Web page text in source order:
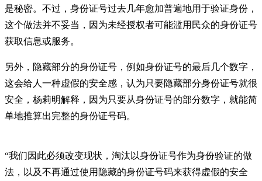
是秘密。不过，身份证号过去几年愈加普遍地用于验证身份，
这个做法并不妥当，因为未经授权者可能滥用民众的身份证号
获取信息或服务。
另外，隐藏部分的身份证号，例如身份证号的最后几个数字，
这会给人一种虚假的安全感，认为只要隐藏部分身份证号就很
安全，杨莉明解释，因为只要从身份证号的部分数字，就能简
单地推算出完整的身份证号码。
“我们因此必须改变现状，淘汰以身份证号作为身份验证的做
法，以及不再通过使用隐藏的身份证号码来获得虚假的安全